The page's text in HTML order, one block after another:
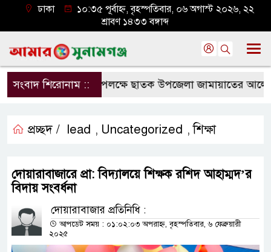
ঢাকা
১০:৩৫ পূর্বাহ্ন, বৃহস্পতিবার, ০৬ অগাস্ট ২০২৬, ২২
শ্রাবণ ১৪৩৩ বঙ্গাব্দ
সংবাদ শিরোনাম ::
জুলাই শহীদ দিবস উপলক্ষে ছাতক উপজেলা জামায়াতের
প্রচ্ছদ / lead , Uncategorized ,শিক্ষা
দোয়ারাবাজারে প্রা: বিদ্যালয়ে শিক্ষক রশিদ আহাম্মদ’র
বিদায় সংবর্ধনা
দোয়ারাবাজার প্রতিনিধি :
আপডেট সময় : ০১:০২:০৩ অপরাহ্ন, বৃহস্পতিবার, ৬ ফেব্রুয়ারী
২০২৫